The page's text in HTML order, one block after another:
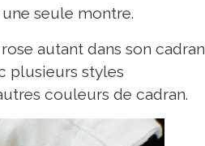
seule montre.
autant dans son cadran
plusieurs styles
couleurs de cadran.